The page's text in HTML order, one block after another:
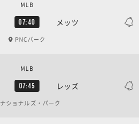
07:40 メッツ
MLB
PNCパーク
07:45 レッズ
MLB
ナショナルズ・パーク